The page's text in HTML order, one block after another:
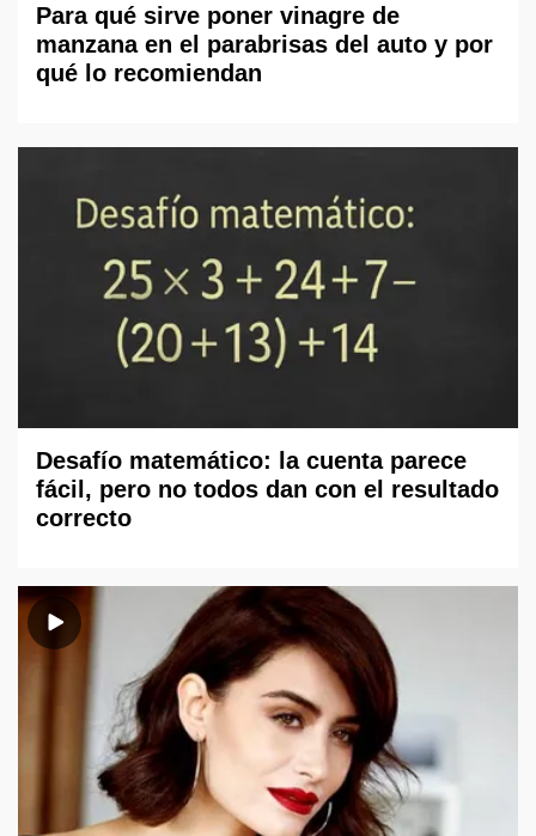
Para qué sirve poner vinagre de
manzana en el parabrisas del auto y por
qué lo recomiendan
Desafío matemático: la cuenta parece
fácil, pero no todos dan con el resultado
correcto